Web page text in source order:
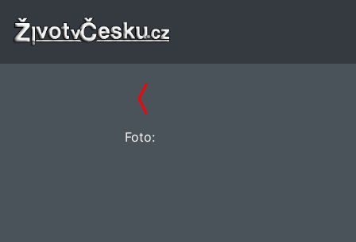
Foto: